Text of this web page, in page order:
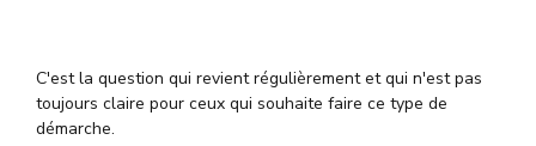
C'est la question qui revient régulièrement et qui n'est pas
toujours claire pour ceux qui souhaite faire ce type de
démarche.